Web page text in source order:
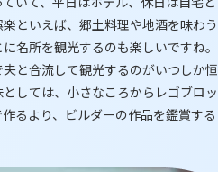
といえば、郷土料理や地酒を味わう
名所を観光するのも楽しいですね。
と合流して観光するのがいつしか恒
しては、小さなころからレゴブロッ
るより、ビルダーの作品を鑑賞する